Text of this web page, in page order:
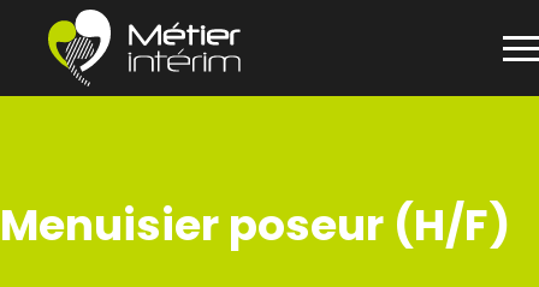
Menuisier poseur (H/F)
Panneau de gestion des cookies